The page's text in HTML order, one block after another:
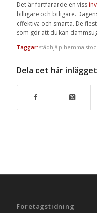
Det är fortfarande en viss
billigare och billigare.
effektiva och smarta. De
som gör att du kan
Taggar: städhjälp hemma
Dela det här inlägget
Företagstidning